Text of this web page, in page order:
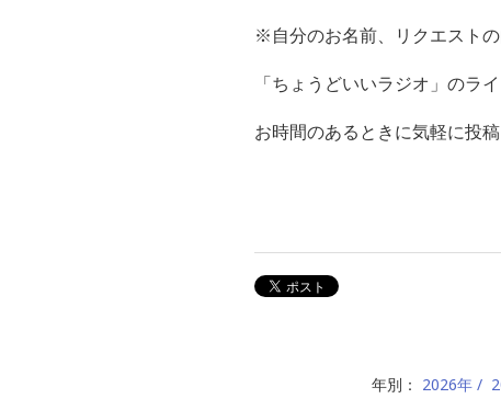
※自分のお名前、リクエスト
「ちょうどいいラジオ」のラ
お時間のあるときに気軽に投
年別： 2026年